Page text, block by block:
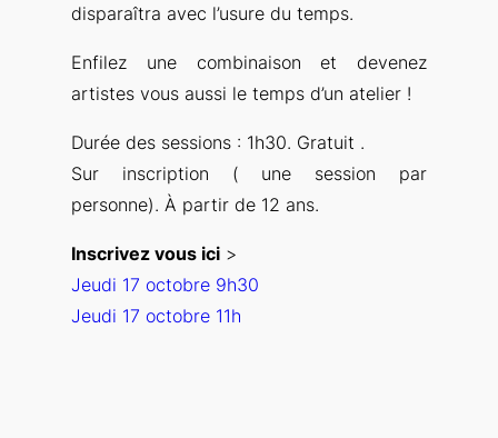
disparaîtra avec l’usure du temps.
Enfilez une combinaison et devenez
artistes vous aussi le temps d’un atelier !
Durée des sessions : 1h30. Gratuit .
Sur inscription ( une session par
personne). À partir de 12 ans.
Inscrivez vous ici>
Jeudi 17 octobre 9h30
Jeudi 17 octobre 11h